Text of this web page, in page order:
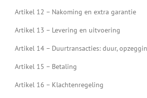
Artikel 12 – Nakoming en extra garantie
Artikel 13 – Levering en uitvoering
Artikel 14 – Duurtransacties: duur,
Artikel 15 – Betaling
Artikel 16 – Klachtenregeling